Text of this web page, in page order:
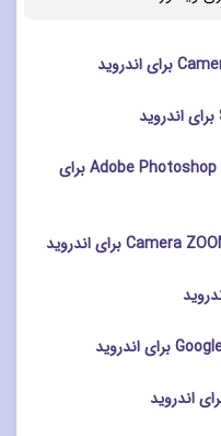
دانلود برنامه ویرایشگر تصویر Adobe Photoshop Express برای